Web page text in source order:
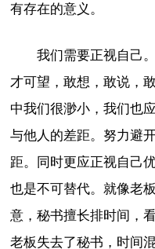
有存在的意义。
我们需要正视自己
才可望，敢想，敢说，
中我们很渺小，我们也
与他人的差距。努力避
距。同时更应正视自己
也是不可替代。就像老
意，秘书擅长排时间，
老板失去了秘书，时间